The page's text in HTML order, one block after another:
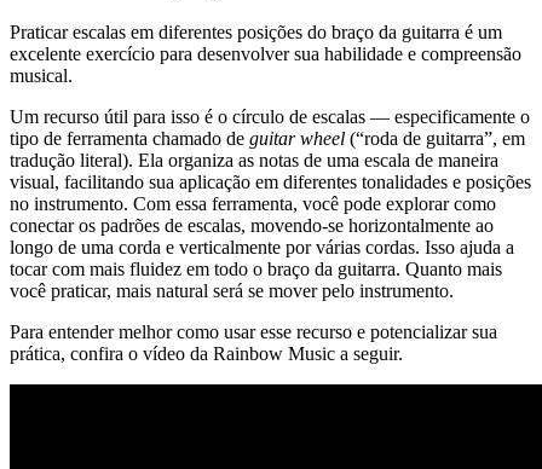
Praticar escalas em diferentes posições do braço da guitarra é um
excelente exercício para desenvolver sua habilidade e compreensão
musical.
Um recurso útil para isso é o círculo de escalas — especificamente o
tipo de ferramenta chamado de guitar wheel (“roda de guitarra”, em
tradução literal). Ela organiza as notas de uma escala de maneira
visual, facilitando sua aplicação em diferentes tonalidades e posições
no instrumento. Com essa ferramenta, você pode explorar como
conectar os padrões de escalas, movendo-se horizontalmente ao
longo de uma corda e verticalmente por várias cordas. Isso ajuda a
tocar com mais fluidez em todo o braço da guitarra. Quanto mais
você praticar, mais natural será se mover pelo instrumento.
Para entender melhor como usar esse recurso e potencializar sua
prática, confira o vídeo da Rainbow Music a seguir.